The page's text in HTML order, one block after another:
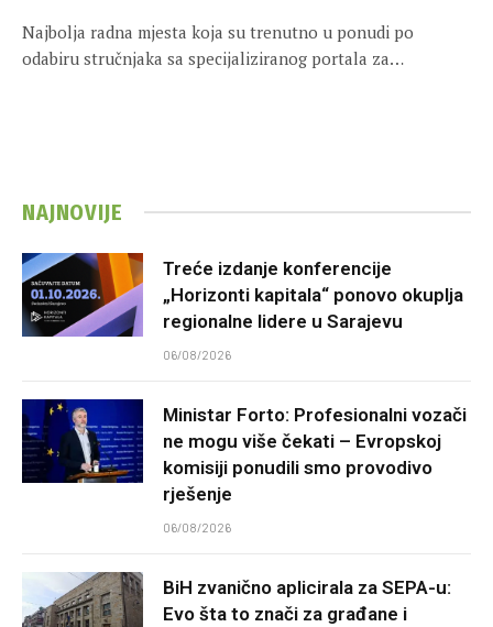
Najbolja radna mjesta koja su trenutno u ponudi po
odabiru stručnjaka sa specijaliziranog portala za…
NAJNOVIJE
Treće izdanje konferencije
„Horizonti kapitala“ ponovo okuplja
regionalne lidere u Sarajevu
06/08/2026
Ministar Forto: Profesionalni vozači
ne mogu više čekati – Evropskoj
komisiji ponudili smo provodivo
rješenje
06/08/2026
BiH zvanično aplicirala za SEPA-u:
Evo šta to znači za građane i